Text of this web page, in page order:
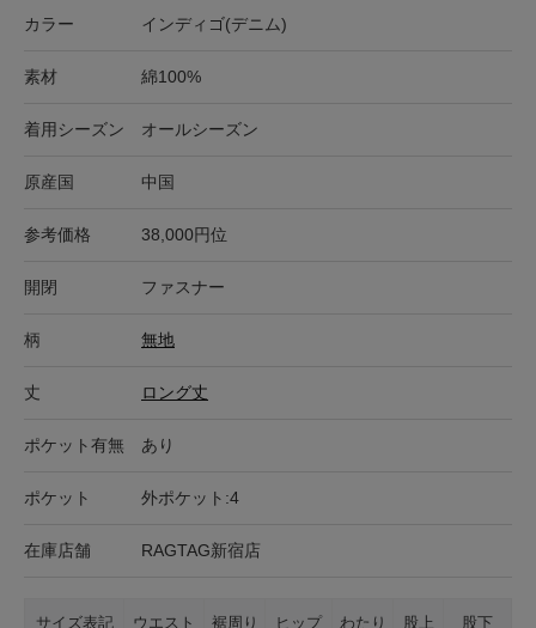
カラー インディゴ(デニム)
素材 綿100%
着用シーズン オールシーズン
原産国 中国
参考価格 38,000円位
開閉 ファスナー
柄 無地
丈 ロング丈
ポケット有無 あり
ポケット 外ポケット:4
在庫店舗 RAGTAG新宿店
サイズ表記 ウエスト 裾周り ヒップ わたり 股上 股下